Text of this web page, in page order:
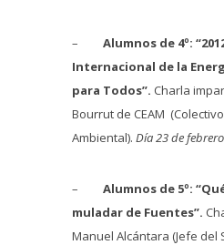
– Alumnos de 4º:
Internacional de la
para Todos”. Charla
Bourrut de CEAM
Ambiental). Día 23 de febrero
– Alumnos de 5º:
muladar de Fuentes”.
Manuel Alcántara (Jefe del